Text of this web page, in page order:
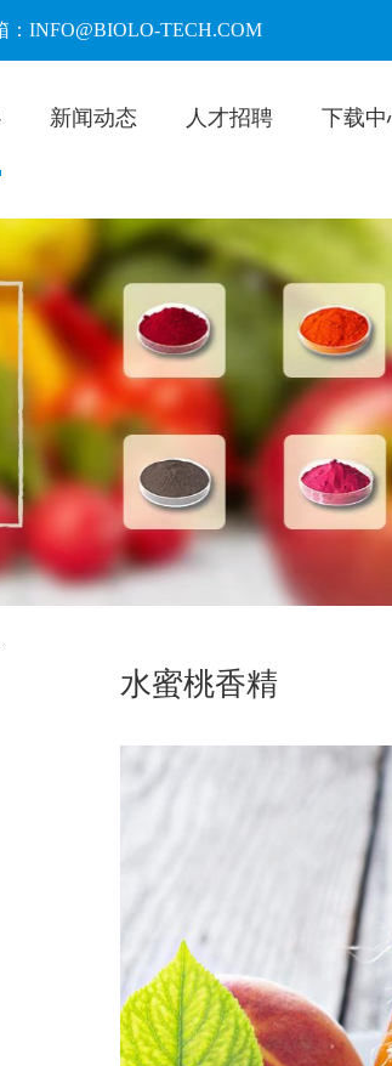
：INFO@BIOLO-TECH.COM
新闻动态 人才招聘 下载中
水蜜桃香精